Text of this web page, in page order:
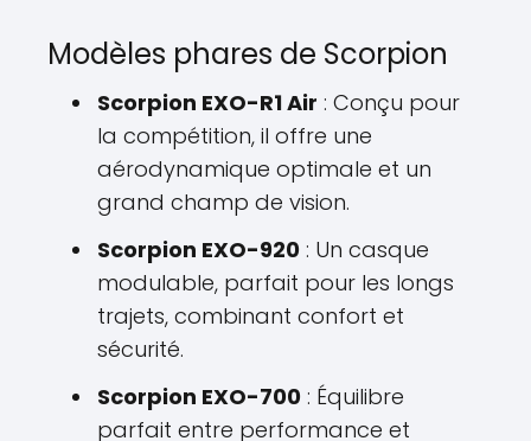
Modèles phares de Scorpion
Scorpion EXO-R1 Air : Conçu pour
la compétition, il offre une
aérodynamique optimale et un
grand champ de vision.
Scorpion EXO-920 : Un casque
modulable, parfait pour les longs
trajets, combinant confort et
sécurité.
Scorpion EXO-700 : Équilibre
parfait entre performance et